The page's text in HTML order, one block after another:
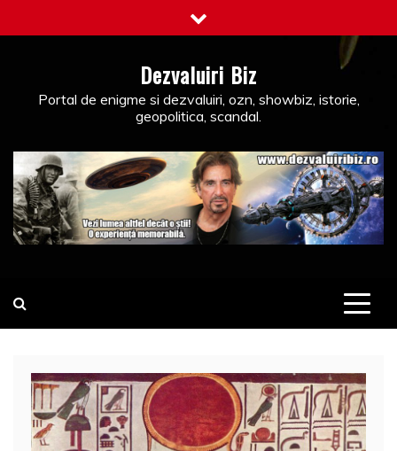
to
Dezvaluiri Biz
Portal de enigme si dezvaluiri, ozn, showbiz, istorie,
geopolitica, scandal.